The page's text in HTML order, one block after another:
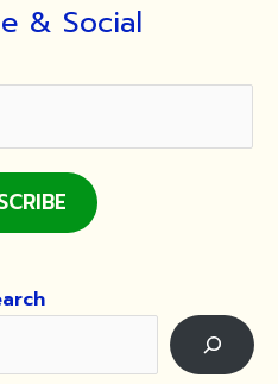
& Social